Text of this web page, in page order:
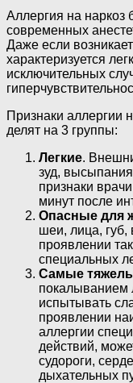
Аллергия на наркоз
современных
Даже если
характеризуется
исключительных
Признаки аллергии
делят на 3 группы:
Легкие.
зуд,
признаки
минут после
Опасные для
шеи, лица, губ,
проявлении
специальных
Самые
покалыванием
испытывать
проявлении
аллергии
действий,
судороги,
дыхательных